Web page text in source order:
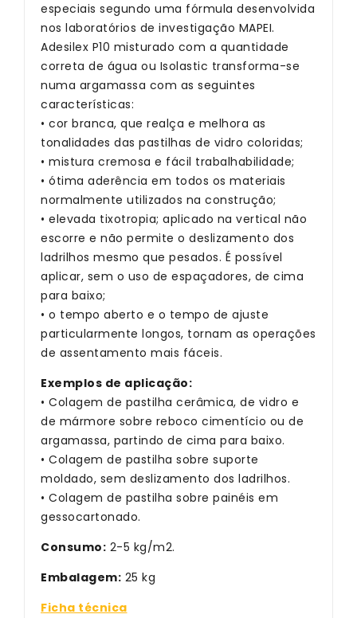
especiais segundo uma fórmula desenvolvida
nos laboratórios de investigação MAPEI.
Adesilex P10 misturado com a quantidade
correta de água ou Isolastic transforma-se
numa argamassa com as seguintes
características:
• cor branca, que realça e melhora as
tonalidades das pastilhas de vidro coloridas;
• mistura cremosa e fácil trabalhabilidade;
• ótima aderência em todos os materiais
normalmente utilizados na construção;
• elevada tixotropia; aplicado na vertical não
escorre e não permite o deslizamento dos
ladrilhos mesmo que pesados. É possível
aplicar, sem o uso de espaçadores, de cima
para baixo;
• o tempo aberto e o tempo de ajuste
particularmente longos, tornam as operações
de assentamento mais fáceis.
Exemplos de aplicação:
• Colagem de pastilha cerâmica, de vidro e
de mármore sobre reboco cimentício ou de
argamassa, partindo de cima para baixo.
• Colagem de pastilha sobre suporte
moldado, sem deslizamento dos ladrilhos.
• Colagem de pastilha sobre painéis em
gessocartonado.
Consumo: 2-5 kg/m2.
Embalagem: 25 kg
Ficha técnica